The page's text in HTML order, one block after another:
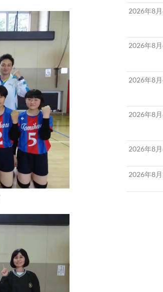
2026年8
2026年8
2026年8
2026年8
2026年8
2026年8